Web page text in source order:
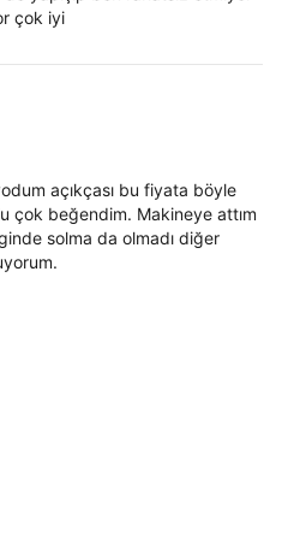
çok iyi
açıkçası bu fiyata böyle
çok beğendim. Makineye attım
solma da olmadı diğer